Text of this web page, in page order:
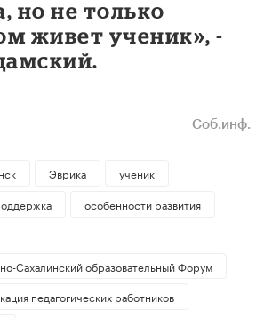
но не только
живет ученик», -
Соб.инф.
Эврика
ученик
особенности развития
Сахалинский образовательный Форум
педагогических работников